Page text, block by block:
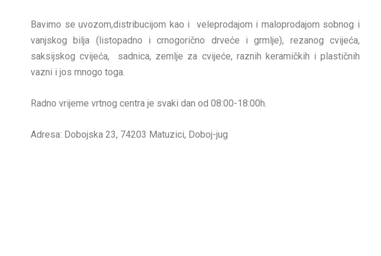
Bavimo se uvozom,distribucijom kao i veleprodajom i maloprodajom sobnog i
vanjskog bilja (listopadno i crnogorično drveće i grmlje), rezanog cvijeća,
saksijskog cvijeća, sadnica, zemlje za cvijeće, raznih keramičkih i plastičnih
vazni i jos mnogo toga.
Radno vrijeme vrtnog centra je svaki dan od 08:00-18:00h.
Adresa: Dobojska 23, 74203 Matuzici, Doboj-jug